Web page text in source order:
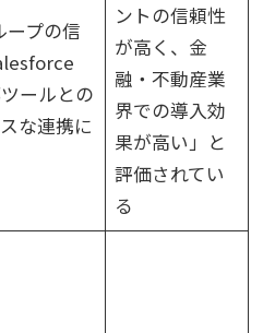
ープの信
ールとの
な連携に
ントの信頼性
が高く、金
融・不動産業
界での導入効
果が高い」と
評価されてい
る